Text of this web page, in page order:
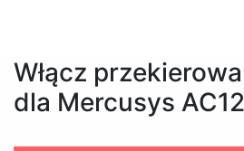
Włącz
dla Mercusys